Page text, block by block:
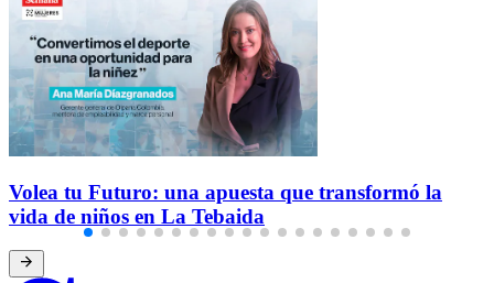
Volea tu Futuro: una apuesta que transformó la
vida de niños en La Tebaida